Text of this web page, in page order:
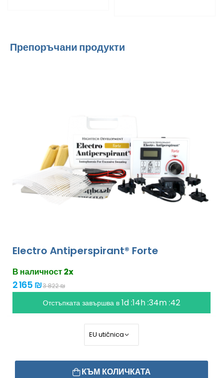
Препоръчани продукти
Electro Antiperspirant® Forte
В наличност 2x
2 165 ₪3 822 ₪
Отстъпката завършва в1d :14h :34m :41
КЪМ КОЛИЧКАТА